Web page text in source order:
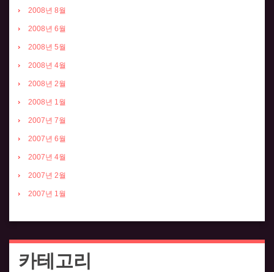
2008년 8월
2008년 6월
2008년 5월
2008년 4월
2008년 2월
2008년 1월
2007년 7월
2007년 6월
2007년 4월
2007년 2월
2007년 1월
카테고리